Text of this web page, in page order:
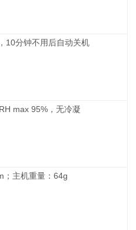
10分钟不用后自动关机
RH max 95% ，无冷凝
；主机重量：64g